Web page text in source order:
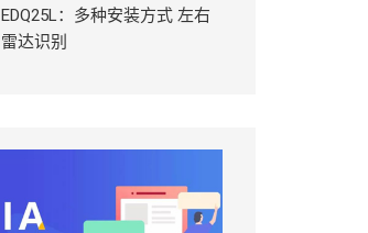
EDQ25L：多种安装方式 左右
雷达识别